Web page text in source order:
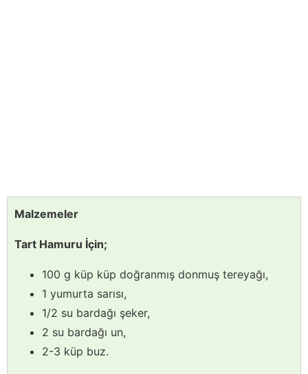
Malzemeler
Tart Hamuru İçin;
100 g küp küp doğranmış donmuş tereyağı,
1 yumurta sarısı,
1/2 su bardağı şeker,
2 su bardağı un,
2-3 küp buz.